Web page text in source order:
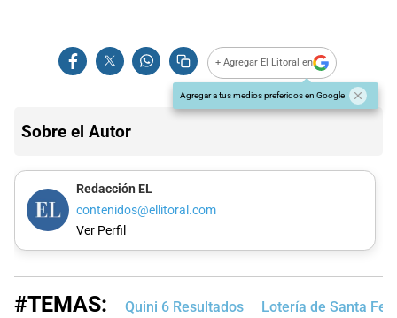
+ Agregar El Litoral en
Agregar a tus medios preferidos en Google
Sobre el Autor
Redacción EL
contenidos@ellitoral.com
Ver Perfil
#TEMAS: Quini 6 Resultados Lotería de Santa Fe